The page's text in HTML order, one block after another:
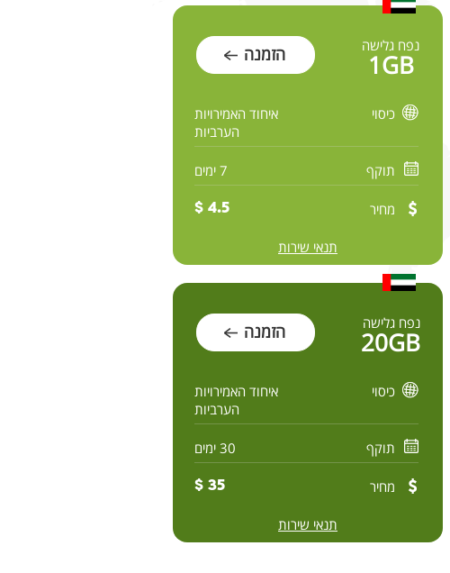
נפח גלישה
1GB הזמנה
כיסוי
איחוד האמירויות
הערביות
תוקף 7 ימים
מחיר 4.5 $
תנאי שירות
נפח גלישה
20GB הזמנה
כיסוי
איחוד האמירויות
הערביות
תוקף 30 ימים
מחיר 35 $
תנאי שירות